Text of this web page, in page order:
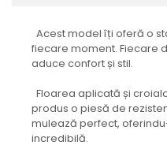
Acest model îți oferă o
fiecare moment. Fiecare
aduce confort și stil.
Floarea aplicată și
produs o piesă de
mulează perfect,
incredibilă.